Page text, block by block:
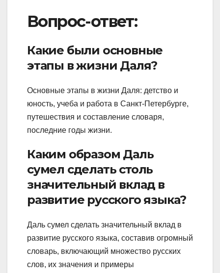
Вопрос-ответ:
Какие были основные
этапы в жизни Даля?
Основные этапы в жизни Даля: детство и
юность, учеба и работа в Санкт-Петербурге,
путешествия и составление словаря,
последние годы жизни.
Каким образом Даль
сумел сделать столь
значительный вклад в
развитие русского языка?
Даль сумел сделать значительный вклад в
развитие русского языка, составив огромный
словарь, включающий множество русских
слов, их значения и примеры